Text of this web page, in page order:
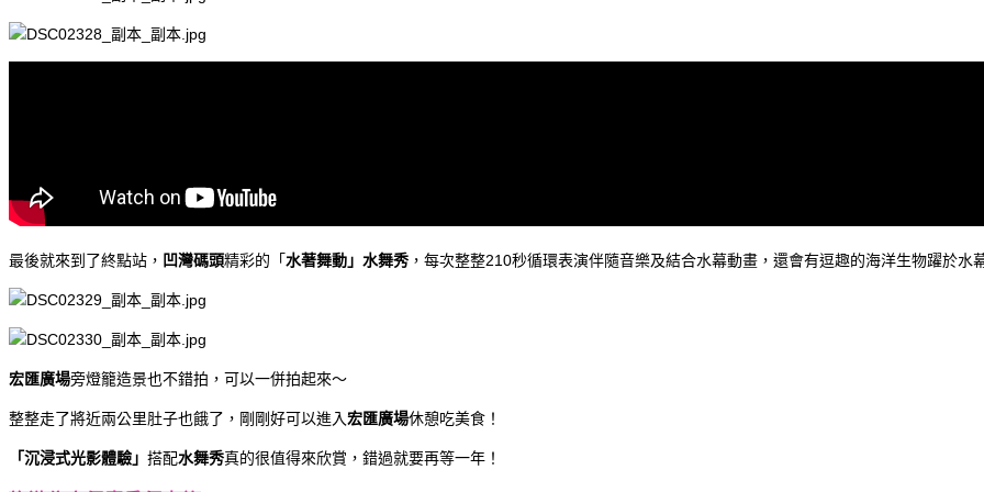
最後就來到了終點站， 凹灣碼頭精彩的「水著舞動」水舞秀 ，每次整整210秒循環表演伴隨音樂及結合水幕動畫，還會有逗趣的海洋生物躍於水
宏匯廣場旁燈籠造景也不錯拍，可以一併拍起來～
整整走了將近兩公里肚子也餓了，剛剛好可以進入宏匯廣場休憩吃美食！
「沉浸式光影體驗」 搭配水舞秀真的很值得來欣賞，錯過就要再等一年！